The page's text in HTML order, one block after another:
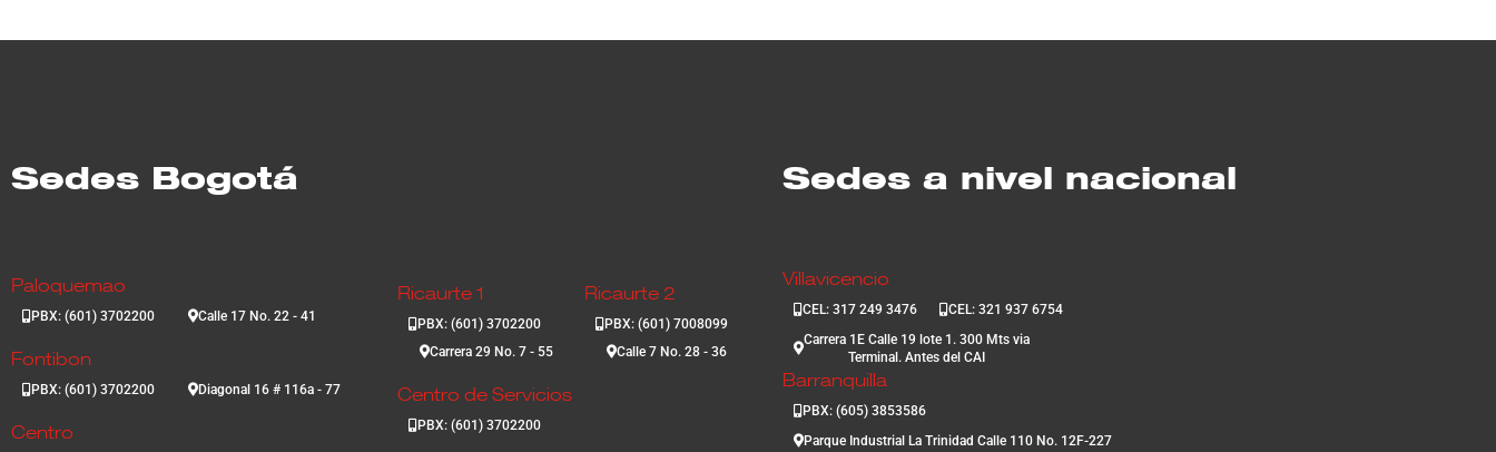
Sedes Bogotá
Paloquemao
PBX: (601) 3702200 Calle 17 No. 22 - 41
Fontibon
PBX: (601) 3702200 Diagonal 16 # 116a - 77
Centro
Ricaurte 1
PBX: (601) 3702200
Carrera 29 No. 7 - 55
Ricaurte 2
PBX: (601) 7008099
Calle 7 No. 28 - 36
Centro de Servicios
PBX: (601) 3702200
Sedes a nivel nacional
Villavicencio
CEL: 317 249 3476
CEL: 321 937 6754
Carrera 1E Calle 19 lote 1. 300 Mts via
Terminal. Antes del CAI
Barranquilla
PBX: (605) 3853586
Parque Industrial La Trinidad Calle 110 No. 12F-227